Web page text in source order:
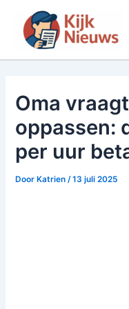
inhoud
Oma
oppassen:
per uur
Door Katrien/13 juli 2025